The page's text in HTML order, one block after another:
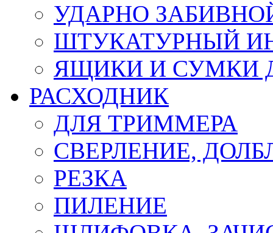
УДАРНО
ШТУКАТУРНЫЙ
ЯЩИКИ И СУМКИ
РАСХОДНИК
ДЛЯ ТРИММЕРА
СВЕРЛЕНИЕ,
РЕЗКА
ПИЛЕНИЕ